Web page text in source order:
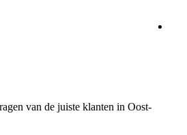
van de juiste klanten in Oost-